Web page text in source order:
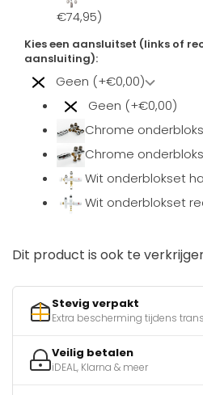
€74,95)
Kies een aansluitset (links of
aansluiting):
Geen (+€0,00)
Geen (+€0,00)
Chrome
Chrome
Wit onderblokset
Wit onderblokset
Dit product is ook te
Stevig verpakt
Extra bescherming tijdens
Veilig betalen
iDEAL, Klarna & meer